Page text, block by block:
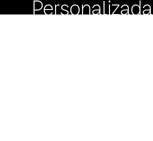
Personalizada